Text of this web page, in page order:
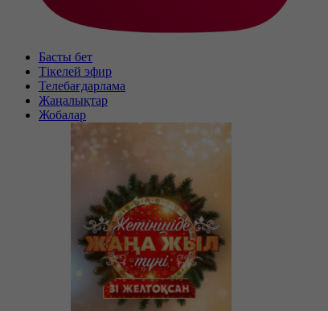
Басты бет
Тікелей эфир
Телебағдарлама
Жаңалықтар
Жобалар